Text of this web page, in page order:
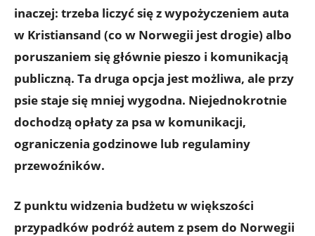
inaczej: trzeba liczyć się zwypożyczeniem auta
w Kristiansand (co w Norwegii jest drogie) albo
poruszaniem się głównie pieszo i komunikacją
publiczną. Ta druga opcja jest możliwa, ale przy
psie staje się mniej wygodna. Niejednokrotnie
dochodzą opłaty za psa w komunikacji,
ograniczenia godzinowe lub regulaminy
przewoźników.
Z punktu widzenia budżetu w większości
przypadków podróż autem z psem do Norwegii